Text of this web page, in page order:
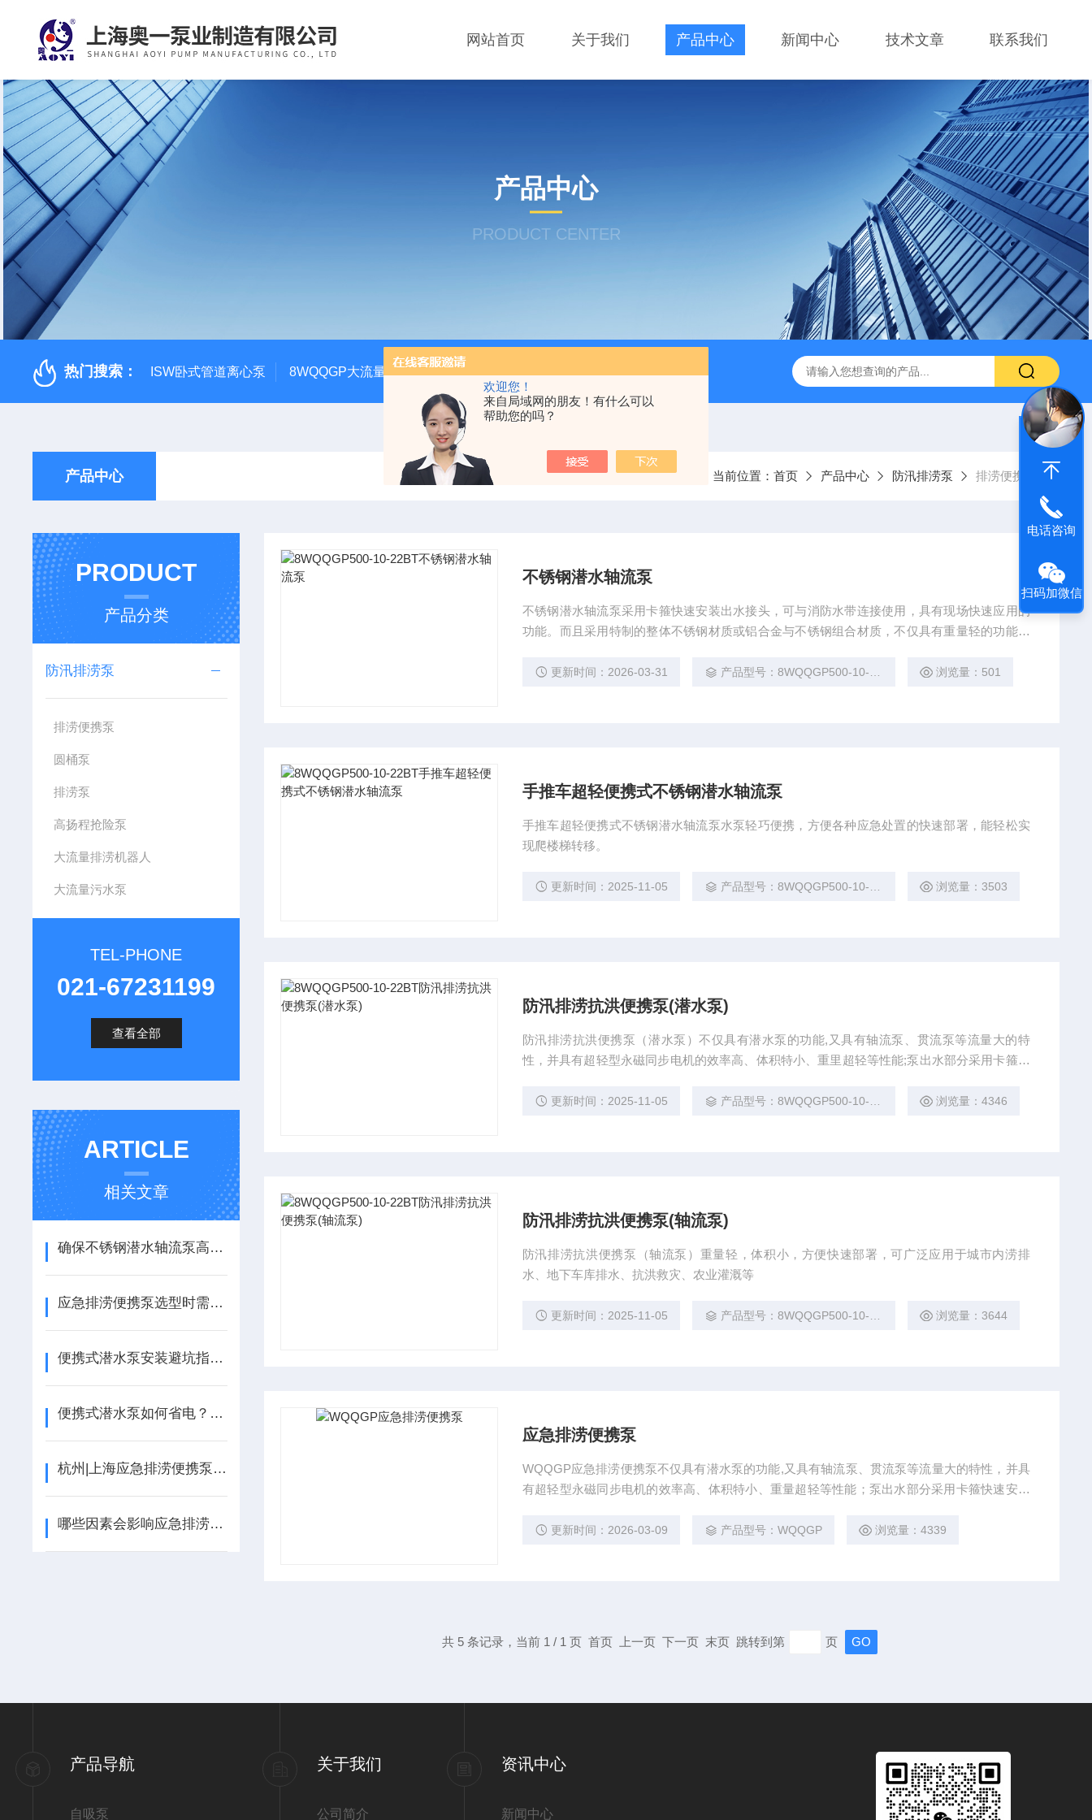
欢迎您！
来自局域网的朋友！有什么可以
帮助您的吗？
网站首页 关于我们 产品中心 新闻中心 技术文章 联系我们
产品中心
PRODUCT CENTER
热门搜索： ISW卧式管道离心泵 8WQQGP大流量便携式防汛排水泵 QZZS防汛抢险自吸泵 高吸程自吸泵 IHG不锈钢立式离心泵
产品中心 当前位置： 首页 产品中心 防汛排涝泵 排涝便携泵
PRODUCT
产品分类
防汛排涝泵
排涝便携泵
圆桶泵
排涝泵
高扬程抢险泵
大流量排涝机器人
大流量污水泵
TEL-PHONE
021-67231199
查看全部
ARTICLE
相关文章
确保不锈钢潜水轴流泵高效运行的关键步骤
应急排涝便携泵选型时需要考虑哪些关键因素
便携式潜水泵安装避坑指南：管径匹配、水位要求、安全注意事项
便携式潜水泵如何省电？3个实用节能技巧
杭州|上海应急排涝便携泵：实战应用指南
哪些因素会影响应急排涝便携泵的性能？
不锈钢潜水轴流泵
不锈钢潜水轴流泵采用卡箍快速安装出水接头，可与消防水带连接使用，具有现场快速应用的
功能。而且采用特制的整体不锈钢材质或铝合金与不锈钢组合材质，不仅具有重量轻的功能，
更新时间：2026-03-31 产品型号：8WQQGP500-10-22BT 浏览量：501
手推车超轻便携式不锈钢潜水轴流泵
手推车超轻便携式不锈钢潜水轴流泵水泵轻巧便携，方便各种应急处置的快速部署，能轻松实
现爬楼梯转移。
更新时间：2025-11-05 产品型号：8WQQGP500-10-22BT 浏览量：3503
防汛排涝抗洪便携泵(潜水泵)
防汛排涝抗洪便携泵（潜水泵）不仅具有潜水泵的功能,又具有轴流泵、贯流泵等流量大的特
性，并具有超轻型永磁同步电机的效率高、体积特小、重里超轻等性能;泵出水部分采用卡箍快
锈钢材质或铝合金与不锈钢组合材质，不只具有重里轻的功能，还具有耐磨，耐用的特点。
更新时间：2025-11-05 产品型号：8WQQGP500-10-22BT 浏览量：4346
防汛排涝抗洪便携泵(轴流泵)
防汛排涝抗洪便携泵（轴流泵）重量轻，体积小，方便快速部署，可广泛应用于城市内涝排
水、地下车库排水、抗洪救灾、农业灌溉等
更新时间：2025-11-05 产品型号：8WQQGP500-10-22BT 浏览量：3644
应急排涝便携泵
WQQGP应急排涝便携泵不仅具有潜水泵的功能,又具有轴流泵、贯流泵等流量大的特性，并具
有超轻型永磁同步电机的效率高、体积特小、重量超轻等性能；泵出水部分采用卡箍快速安装
质或铝合金与不锈钢组合材质，不仅具有重量轻的功能，还具有耐磨，耐用的特点。
更新时间：2026-03-09 产品型号：WQQGP 浏览量：4339
共 5 条记录，当前 1 / 1 页 首页 上一页 下一页 末页 跳转到第 页
产品导航
自吸泵
关于我们
公司简介
资讯中心
新闻中心
电话咨询
扫码加微信